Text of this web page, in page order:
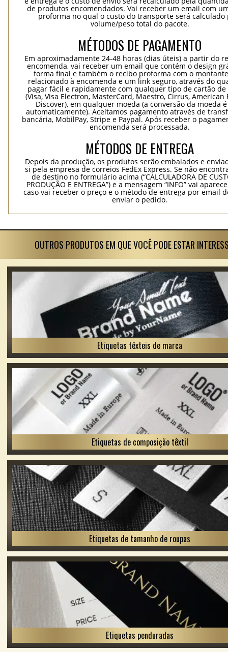
de produtos encomendados. Vai receber um email com
proforma no qual o custo do transporte será calculado
volume/peso total do pacote.
MÉTODOS DE PAGAMENTO
Em aproximadamente 24-48 horas (dias úteis) a partir do
encomenda, vai receber um email que contém o design
forma final e também o recibo proforma com o
relacionado à encomenda e um link seguro, através do
pagar fácil e rapidamente com qualquer tipo de cartão
(Visa, Visa Electron, MasterCard, Maestro, Cirrus, American
Discover), em qualquer moeda (a conversão da moeda
automaticamente). Aceitamos pagamento através de
bancária, MobilPay, Stripe e Paypal. Após receber o
encomenda será processada.
MÉTODOS DE ENTREGA
Depois da produção, os produtos serão embalados e
si pela empresa de correios FedEx Express. Se não
de destino no formulário acima (“CALCULADORA DE
PRODUÇÃO E ENTREGA”) e a mensagem “INFO” vai
caso vai receber o preço e o método de entrega por email
enviar o pedido.
OUTROS PRODUTOS EM QUE VOCÊ PODE ESTAR
Etiquetas têxteis de marca
Etiquetas de composição têxtil
Etiquetas de tamanho de roupas
Etiquetas penduradas